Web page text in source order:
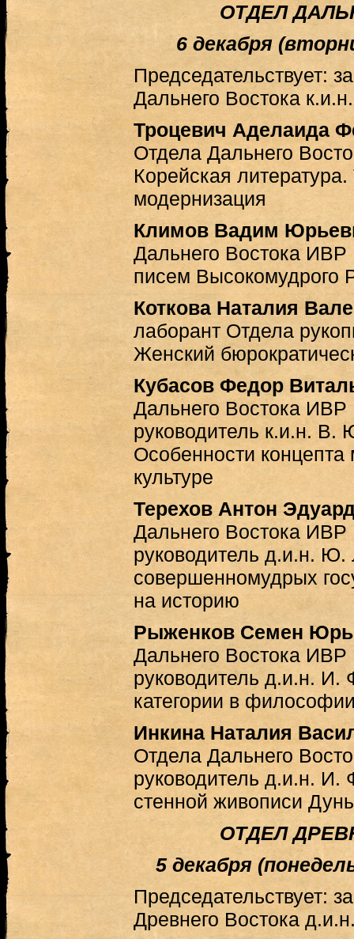
ОТДЕЛ
6 декабря
Председательствует:
Дальнего Востока
Троцевич Аделаида
Отдела Дальнего
Корейская
модернизация
Климов Вадим
Дальнего Востока
писем Высокомудрого
Коткова Наталия
лаборант Отдела
Женский
Кубасов Федор
Дальнего Востока
руководитель к.и.н.
Особенности концепта
культуре
Терехов Антон
Дальнего Востока
руководитель д.и.н.
совершенномудрых
на историю
Рыженков Семен
Дальнего Востока
руководитель д.и.н.
категории в
Инкина Наталия
Отдела Дальнего
руководитель д.и.н.
стенной живописи
ОТДЕЛ
5 декабря
Председательствует:
Древнего Востока